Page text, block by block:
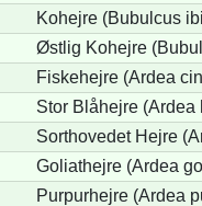
Kohejre (Bubulcus
Østlig Kohejre
Fiskehejre (Ardea
Stor Blåhejre (Ardea
Sorthovedet Hejre
Goliathejre (Ardea
Purpurhejre (Ardea